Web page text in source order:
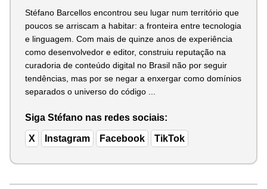
Stéfano Barcellos encontrou seu lugar num território que
poucos se arriscam a habitar: a fronteira entre tecnologia
e linguagem. Com mais de quinze anos de experiência
como desenvolvedor e editor, construiu reputação na
curadoria de conteúdo digital no Brasil não por seguir
tendências, mas por se negar a enxergar como domínios
separados o universo do código ...
Siga Stéfano nas redes sociais:
X Instagram Facebook TikTok